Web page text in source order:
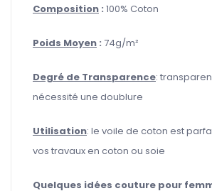
Composition : 100% Coton
Poids Moyen : 74g/m²
Degré de Transparence:
nécessité une doublure
Utilisation: le voile de coton est
vos travaux en coton ou soie
Quelques idées couture pour